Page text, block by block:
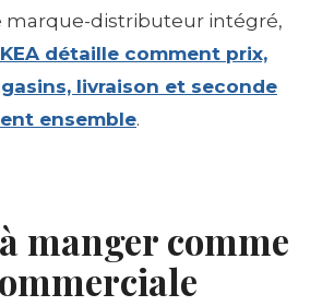
marque-distributeur intégré,
détaille comment prix,
livraison et seconde
ensemble.
manger comme